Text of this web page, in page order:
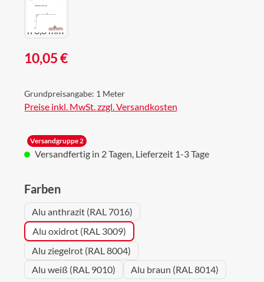
Regulärer Preis:
10,05 €
Grundpreisangabe: 1 Meter
Preise inkl. MwSt. zzgl. Versandkosten
Versandgruppe 2
Versandfertig in 2 Tagen, Lieferzeit 1-3 Tage
Farbenauswählen
Alu anthrazit (RAL 7016)
Alu oxidrot (RAL 3009)
Alu ziegelrot (RAL 8004)
Alu weiß (RAL 9010)
Alu braun (RAL 8014)